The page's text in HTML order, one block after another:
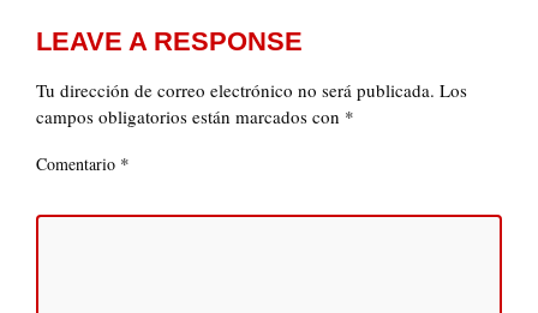
LEAVE A RESPONSE
Tu dirección de correo electrónico no será publicada. Los
campos obligatorios están marcados con *
Comentario *